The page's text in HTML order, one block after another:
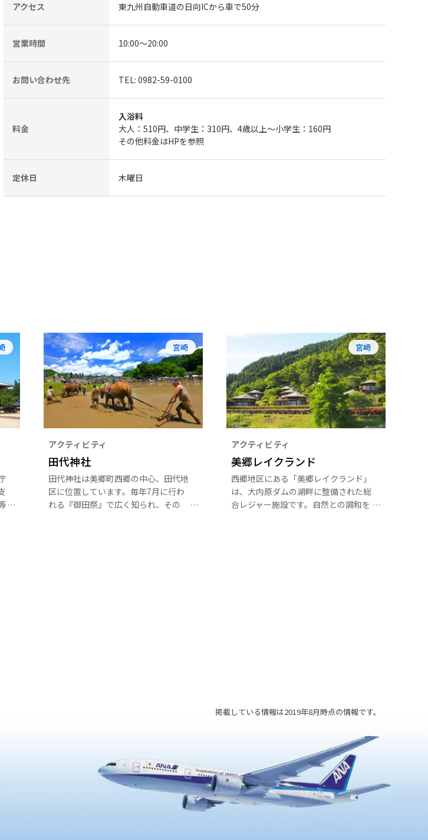
アクセス 東九州自動車道の日向ICから車で50分
営業時間 10:00～20:00
お問い合わせ先 TEL: 0982-59-0100
料金
入浴料
大人：510円、中学生：310円、4歳以上～小学生：160円
その他料金はHPを参照
定休日 木曜日
宮崎
アクティビティ
田代神社
田代神社は美郷町西郷の中心、田代地
区に位置しています。毎年7月に行わ
れる『御田祭』で広く知られ、その
宮崎
アクティビティ
美郷レイクランド
西郷地区にある「美郷レイクランド」
は、大内原ダムの湖畔に整備された総
合レジャー施設です。自然との調和を
掲載している情報は2019年8月時点の情報です。